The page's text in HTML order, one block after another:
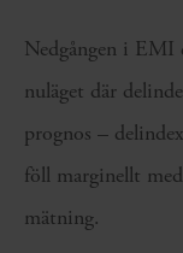
Nedgången i EMI
nuläget där
prognos –
föll marginellt
mätning.